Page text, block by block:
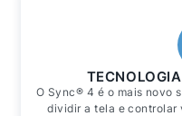
O Sync® 4 é o mais novo
dividir a tela e controlar